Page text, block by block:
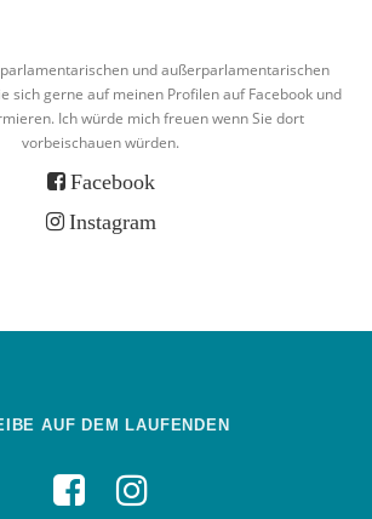
und außerparlamentarischen
sich gerne auf meinen Profilen auf Facebook und
Ich würde mich freuen wenn Sie dort
vorbeischauen würden.
Facebook
Instagram
AUF DEM LAUFENDEN